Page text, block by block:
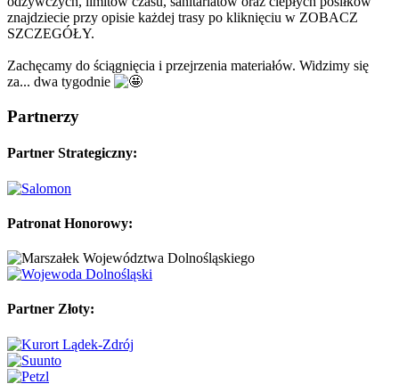
znajdziecie przy opisie każdej trasy po kliknięciu w ZOBACZ
SZCZEGÓŁY.
Zachęcamy do ściągnięcia i przejrzenia materiałów. Widzimy się
za... dwa tygodnie
Partnerzy
Partner Strategiczny:
Patronat Honorowy:
Partner Złoty: